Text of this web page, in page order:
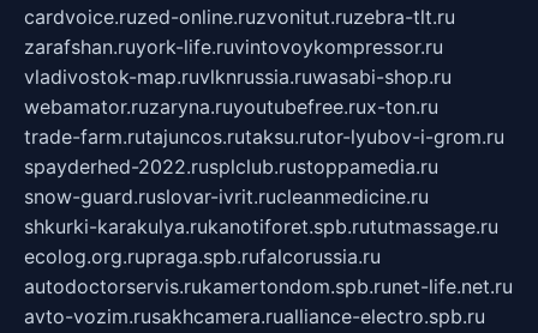
cardvoice.ruzed-online.ruzvonitut.ruzebra-tlt.ru
zarafshan.ruyork-life.ruvintovoykompressor.ru
vladivostok-map.ruvlknrussia.ruwasabi-shop.ru
webamator.ruzaryna.ruyoutubefree.rux-ton.ru
trade-farm.rutajuncos.rutaksu.rutor-lyubov-i-grom.ru
spayderhed-2022.rusplclub.rustoppamedia.ru
snow-guard.ruslovar-ivrit.rucleanmedicine.ru
shkurki-karakulya.rukanotiforet.spb.rututmassage.ru
ecolog.org.rupraga.spb.rufalcorussia.ru
autodoctorservis.rukamertondom.spb.runet-life.net.ru
avto-vozim.rusakhcamera.rualliance-electro.spb.ru